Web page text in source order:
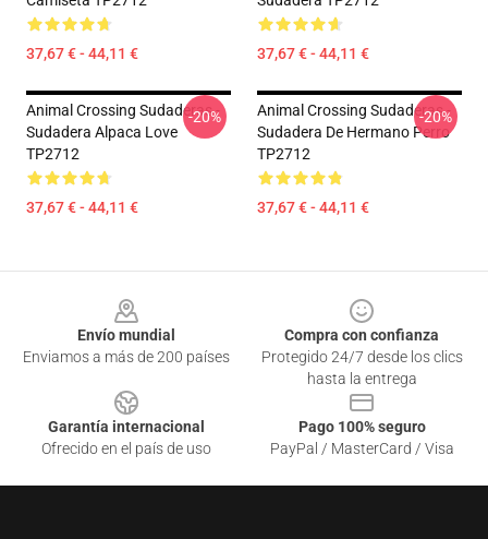
37,67 € - 44,11 € 37,67 € - 44,11 €
Animal Crossing Sudaderas -
Sudadera Alpaca Love
TP2712
37,67 € - 44,11 €
-20%
Animal Crossing Sudaderas -
Sudadera De Hermano Perro
TP2712
37,67 € - 44,11 €
-20%
Envío mundial
Enviamos a más de 200 países
Compra con confianza
Protegido 24/7 desde los clics
hasta la entrega
Garantía internacional
Ofrecido en el país de uso
Pago 100% seguro
PayPal / MasterCard / Visa